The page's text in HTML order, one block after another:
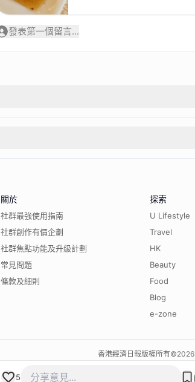
發表第一個留言...
5
關於
社群最強使用指南
社群創作有價企劃
社群焦點功能及升級計劃
常見問題
條款及細則
探索
U Lifestyle
Travel
HK
Beauty
Food
Blog
e-zone
香港經濟日報版權所有©2026